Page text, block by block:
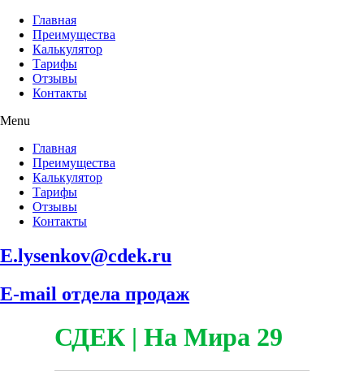
Главная
Преимущества
Калькулятор
Тарифы
Отзывы
Контакты
Menu
Главная
Преимущества
Калькулятор
Тарифы
Отзывы
Контакты
E.lysenkov@cdek.ru
E-mail отдела продаж
СДЕК | На Мира 29